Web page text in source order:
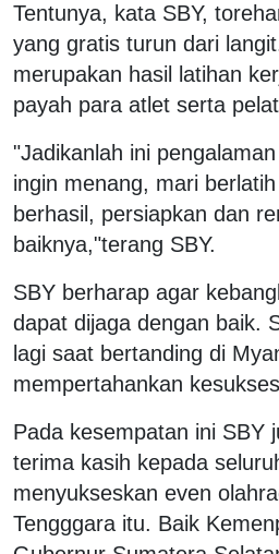
Tentunya, kata SBY,
yang gratis turun dari
merupakan hasil latihan
payah para atlet serta
"Jadikanlah ini
ingin menang, mari
berhasil, persiapkan dan
baiknya,"terang SBY.
SBY berharap agar
dapat dijaga dengan baik.
lagi saat bertanding di
mempertahankan
Pada kesempatan ini SBY
terima kasih kepada
menyukseskan even
Tengggara itu. Baik